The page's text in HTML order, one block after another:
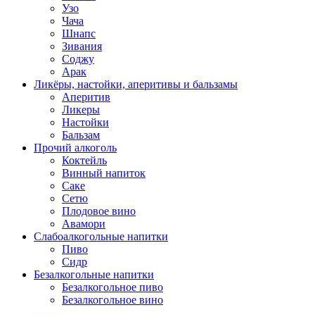
Узо
Чача
Шнапс
Зивания
Соджу
Арак
Ликёры, настойки, аперитивы и бальзамы
Аперитив
Ликеры
Настойки
Бальзам
Прочий алкоголь
Коктейль
Винный напиток
Саке
Сетю
Плодовое вино
Авамори
Слабоалкогольные напитки
Пиво
Сидр
Безалкогольные напитки
Безалкогольное пиво
Безалкогольное вино